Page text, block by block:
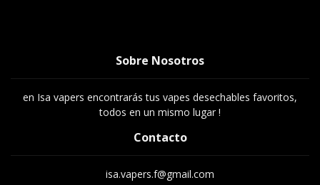
Sobre Nosotros
en Isa vapers encontrarás tus vapes desechables favoritos,
todos en un mismo lugar !
Contacto
isa.vapers.f@gmail.com